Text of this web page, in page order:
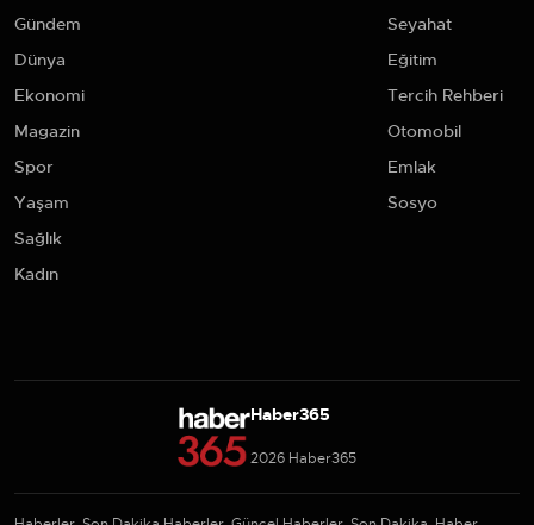
Gündem
Dünya
Ekonomi
Magazin
Spor
Yaşam
Sağlık
Kadın
Seyahat
Eğitim
Tercih Rehberi
Otomobil
Emlak
Sosyo
Haber365
2026 Haber365